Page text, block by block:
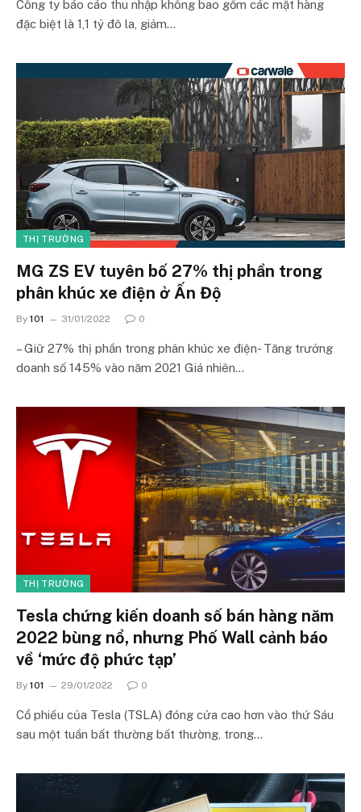
Công ty báo cáo thu nhập không bao gồm các mặt hàng
đặc biệt là 1,1 tỷ đô la, giảm…
THỊ TRƯỜNG
MG ZS EV tuyên bố 27% thị phần trong
phân khúc xe điện ở Ấn Độ
By 101 31/01/2022 0
– Giữ 27% thị phần trong phân khúc xe điện- Tăng trưởng
doanh số 145% vào năm 2021 Giá nhiên…
THỊ TRƯỜNG
Tesla chứng kiến ​​doanh số bán hàng năm
2022 bùng nổ, nhưng Phố Wall cảnh báo
về ‘mức độ phức tạp’
By 101 29/01/2022 0
Cổ phiếu của Tesla (TSLA) đóng cửa cao hơn vào thứ Sáu
sau một tuần bất thường bất thường, trong…